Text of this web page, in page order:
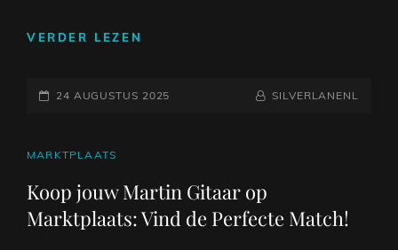
VERDER LEZEN
VAN
EEN
TIJDLOOS
MEESTERWERK
GEPLAATST
24 AUGUSTUS 2025 NAAMREGEL
BYLINE
SILVERLANENL
CAT
MARKTPLAATS
Koop jouw Martin Gitaar op
Marktplaats: Vind de Perfecte Match!